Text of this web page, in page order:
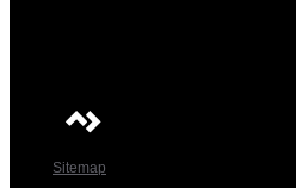
Sitemap